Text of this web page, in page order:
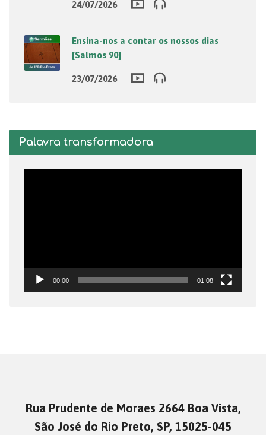
24/07/2026
Ensina-nos a contar os nossos dias
[Salmos 90]
23/07/2026
Palavra transformadora
00:00 01:08
Rua Prudente de Moraes 2664 Boa Vista,
São José do Rio Preto, SP, 15025-045